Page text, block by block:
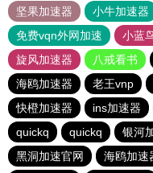
坚果加速器
小牛加速器
免费vqn外网加速
小蓝
旋风加速器
八戒看书
海鸥加速器
老王vnp
快橙加速器
ins加速器
quickq
quickq 银河
黑洞加速官网
海鸥加速